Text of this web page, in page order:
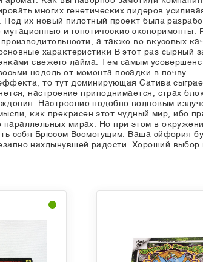
многих генетических лидеров
Под их новый пилотный проект была
и генетические эксперименты.
а также во вкусовых
характеристики В этот раз сырный
свежего лайма. Тем самым
недель от момента посадки в почву.
то тут доминирующая Сатива
настроение приподнимается, страх
Настроение подобно волновым
как прекрасен этот чудный мир, ибо
мирах. Но при этом в
себя Брюсом Всемогущим. Ваша эйфория
нахлынувшей радости. Хороший выбор